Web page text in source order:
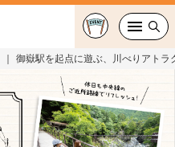
御嶽駅を起点に遊ぶ、川べりアトラ